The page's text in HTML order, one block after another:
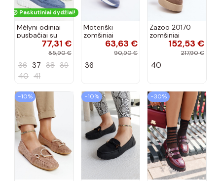
Paskutiniai dydžiai!
Mėlyni odiniai
pusbačiai su
dekoratyvine
sagtimi Taija
77,31 €
85,90 €
36 37 38 39
40 41
Moteriški
zomšiniai
mokasinai
Demela mėlynos
63,63 €
90,90 €
36
Zazoo 20170
zomšiniai
bateliai su
kulniukais smėlio
152,53 €
217,90 €
40
−10% −10% −30%